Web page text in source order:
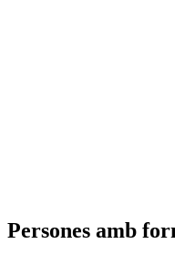
Persones amb